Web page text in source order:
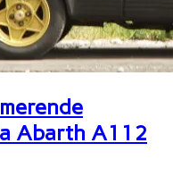
Abarth A112